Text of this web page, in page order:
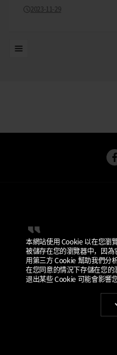
2023-11-29
本網站使用 Cookie 以在您瀏
被儲存在您的瀏覽器中，因
用第三方 Cookie 幫助我們分
在您同意的情況下存儲在您的
退出某些 Cookie 可能會影響